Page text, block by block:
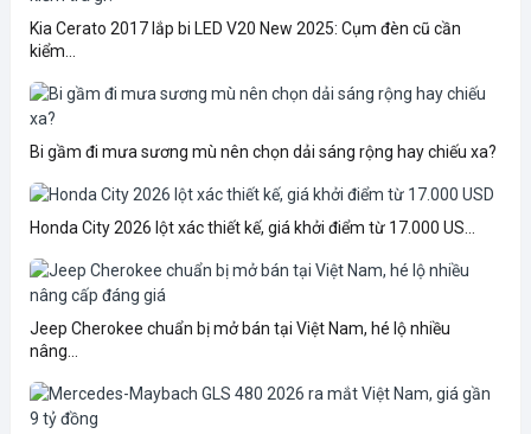
Kia Cerato 2017 lắp bi LED V20 New 2025: Cụm đèn cũ cần
kiểm...
Bi gầm đi mưa sương mù nên chọn dải sáng rộng hay chiếu xa?
Honda City 2026 lột xác thiết kế, giá khởi điểm từ 17.000 US...
Jeep Cherokee chuẩn bị mở bán tại Việt Nam, hé lộ nhiều
nâng...